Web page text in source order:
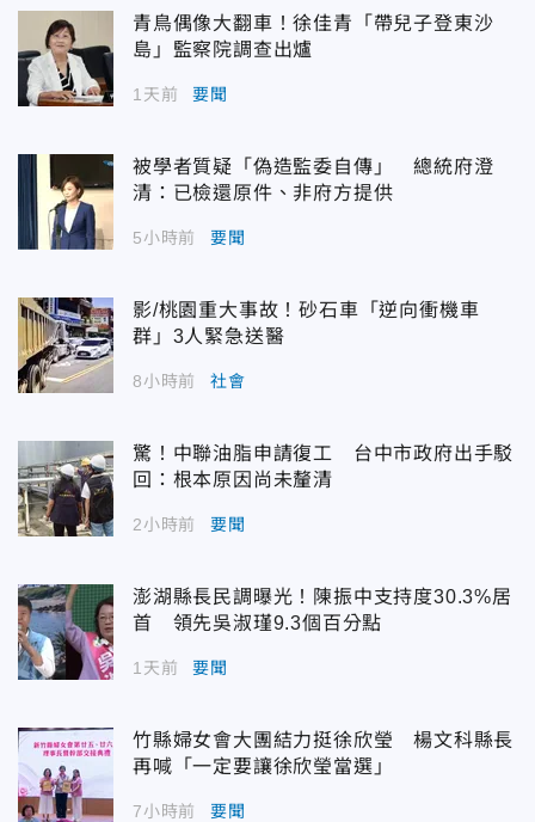
青鳥偶像大翻車！徐佳青「帶兒子登東沙
島」監察院調查出爐
1天前 要聞
被學者質疑「偽造監委自傳」 總統府澄
清：已檢還原件、非府方提供
5小時前 要聞
影/桃園重大事故！砂石車「逆向衝機車
群」3人緊急送醫
8小時前 社會
驚！中聯油脂申請復工 台中市政府出手駁
回：根本原因尚未釐清
2小時前 要聞
澎湖縣長民調曝光！陳振中支持度30.3%居
首 領先吳淑瑾9.3個百分點
1天前 要聞
竹縣婦女會大團結力挺徐欣瑩 楊文科縣長
再喊「一定要讓徐欣瑩當選」
7小時前 要聞